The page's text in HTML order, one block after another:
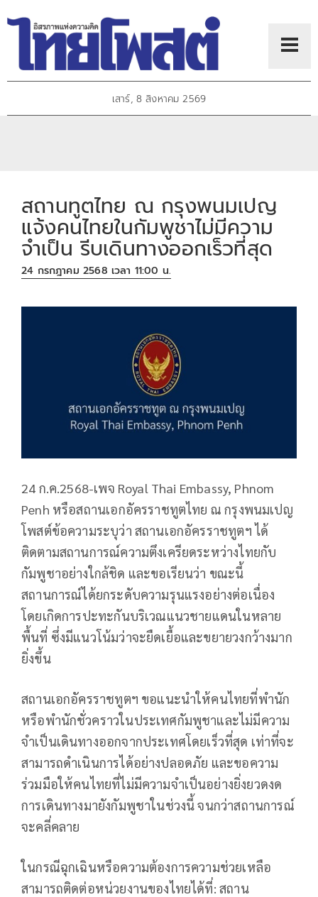
เสาร์, 8 สิงหาคม 2569
สถานทูตไทย ณ กรุงพนมเปญ
แจ้งคนไทยในกัมพูชาไม่มีความ
จำเป็น รีบเดินทางออกเร็วที่สุด
24 กรกฎาคม 2568 เวลา 11:00 น.
24 ก.ค.2568-เพจ Royal Thai Embassy, Phnom
Penh หรือสถานเอกอัครราชทูตไทย ณ กรุงพนมเปญ
โพสต์ข้อความระบุว่า สถานเอกอัครราชทูตฯ ได้
ติดตามสถานการณ์ความตึงเครียดระหว่างไทยกับ
กัมพูชาอย่างใกล้ชิด และขอเรียนว่า ขณะนี้
สถานการณ์ได้ยกระดับความรุนแรงอย่างต่อเนื่อง
โดยเกิดการปะทะกันบริเวณแนวชายแดนในหลาย
พื้นที่ ซึ่งมีแนวโน้มว่าจะยืดเยื้อและขยายวงกว้างมาก
ยิ่งขึ้น
สถานเอกอัครราชทูตฯ ขอแนะนำให้คนไทยที่พำนัก
หรือพำนักชั่วคราวในประเทศกัมพูชาและไม่มีความ
จำเป็นเดินทางออกจากประเทศโดยเร็วที่สุด เท่าที่จะ
สามารถดำเนินการได้อย่างปลอดภัย และขอความ
ร่วมมือให้คนไทยที่ไม่มีความจำเป็นอย่างยิ่งยวดงด
การเดินทางมายังกัมพูชาในช่วงนี้ จนกว่าสถานการณ์
จะคลี่คลาย
ในกรณีฉุกเฉินหรือความต้องการความช่วยเหลือ
สามารถติดต่อหน่วยงานของไทยได้ที่: สถาน